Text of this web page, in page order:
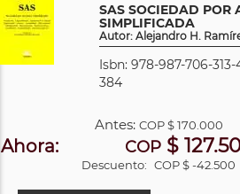
SAS SOCIEDAD POR
SIMPLIFICADA
Autor: Alejandro H.
Isbn: 978-987-706-
384
Antes: COP$ 170.000
Ahora: COP$
Descuento: COP $ -42.500